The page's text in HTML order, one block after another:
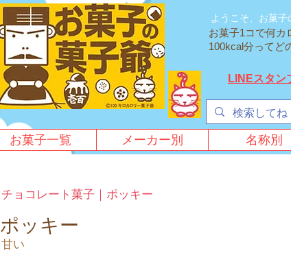
ようこそ、お菓子
お菓子1コで何カ
100kcal分ってど
LINEスタン
お菓子一覧 メーカー別 名称別
チョコレート菓子｜ポッキー
ポッキー
甘い